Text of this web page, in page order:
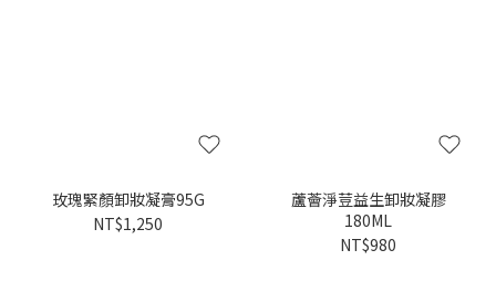
玫瑰緊顏卸妝凝膏95G
NT$1,250
蘆薈淨荳益生卸妝凝膠
180ML
NT$980